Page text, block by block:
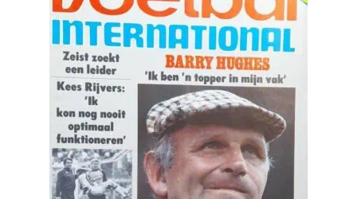
Wie is puntertje
Puntertjes
Contact